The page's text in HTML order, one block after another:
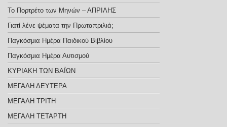
Το Πορτρέτο των Μηνών – ΑΠΡΙΛΗΣ
Γιατί λένε ψέματα την Πρωταπριλιά;
Παγκόσμια Ημέρα Παιδικού Βιβλίου
Παγκόσμια Ημέρα Αυτισμού
ΚΥΡΙΑΚΗ ΤΩΝ ΒΑΪΩΝ
ΜΕΓΑΛΗ ΔΕΥΤΕΡΑ
ΜΕΓΑΛΗ ΤΡΙΤΗ
ΜΕΓΑΛΗ ΤΕΤΑΡΤΗ